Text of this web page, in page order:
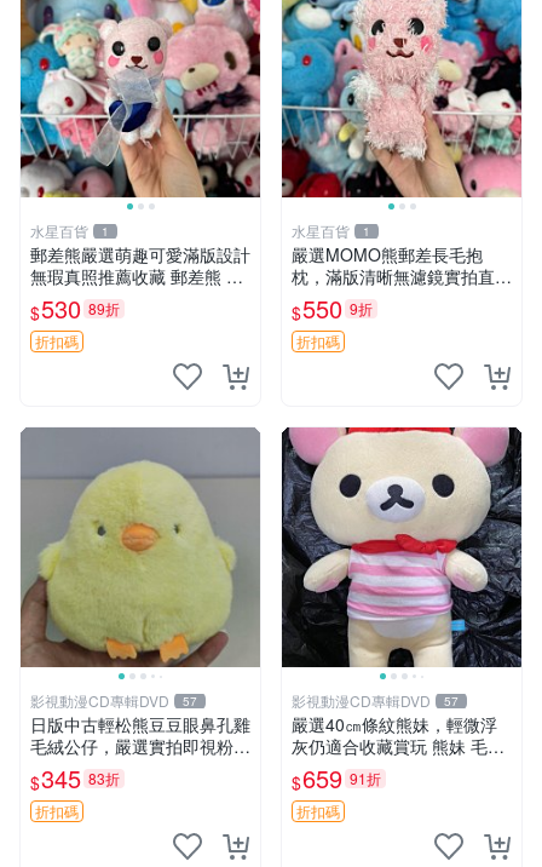
水星百貨 1
郵差熊嚴選萌趣可愛滿版設計
無瑕真照推薦收藏 郵差熊 熊
抱枕 紅薯啵啵間
$530 89折
折扣碼
水星百貨 1
嚴選MOMO熊郵差長毛抱
枕，滿版清晰無濾鏡實拍直
銷。每周新品到貨，不容錯
過！ 郵差熊 長毛 抱枕
$550 9折
折扣碼
影視動漫CD專輯DVD 57
日版中古輕松熊豆豆眼鼻孔雞
毛絨公仔，嚴選實拍即視粉絲
必買 公仔紙箱氣泡膜精心包
裝快速發貨 輕松熊 公仔 雞毛
絨
$345 83折
折扣碼
影視動漫CD專輯DVD 57
嚴選40㎝條紋熊妹，輕微浮
灰仍適合收藏賞玩 熊妹 毛絨
玩具 浮雕熊
$659 91折
折扣碼